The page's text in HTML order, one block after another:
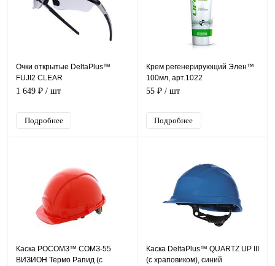
Очки открытые DeltaPlus™
FUJI2 CLEAR
1 649 ₽ / шт
Подробнее
Крем регенерирующий Элен™
100мл, арт.1022
55 ₽ / шт
Подробнее
Каска РОСОМЗ™ СОМЗ-55
ВИЗИОН Термо Рапид (с
Каска DeltaPlus™ QUARTZ UP III
(с храповиком), синий